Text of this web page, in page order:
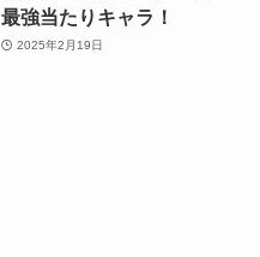
最強当たりキャラ！
2025年2月19日